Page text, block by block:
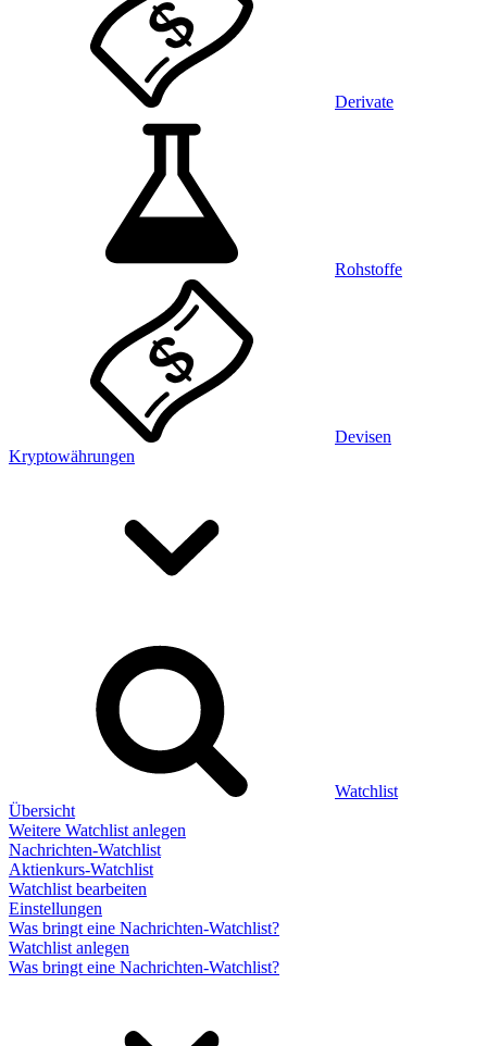
Derivate
Rohstoffe
Devisen
Kryptowährungen
Watchlist
Übersicht
Weitere Watchlist anlegen
Nachrichten-Watchlist
Aktienkurs-Watchlist
Watchlist bearbeiten
Einstellungen
Was bringt eine Nachrichten-Watchlist?
Watchlist anlegen
Was bringt eine Nachrichten-Watchlist?